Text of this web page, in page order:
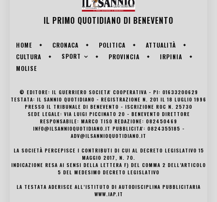
IL PRIMO QUOTIDIANO DI BENEVENTO
HOME CRONACA POLITICA
ATTUALITÀ
CULTURA
SPORT PROVINCIA
IRPINIA
MOLISE
© EDITORE: IL GUERRIERO SOCIETA' COOPERATIVA - PI: 01633200629
TESTATA: IL SANNIO QUOTIDIANO - REGISTRAZIONE N. 201 IL 18 LUGLIO 1996
PRESSO IL TRIBUNALE DI BENEVENTO - ISCRIZIONE ROC N. 25730
SEDE LEGALE: VIA LUIGI PICCINATO 20 - BENEVENTO DIRETTORE
RESPONSABILE: MARCO TISO REDAZIONE: 082450469
INFO@ILSANNIOQUOTIDIANO.IT PUBBLICITA': 0824355185 -
ADV@ILSANNIOQUOTIDIANO.IT
LA SOCIETÀ PERCEPISCE I CONTRIBUTI DI CUI AL DECRETO LEGISLATIVO 15
MAGGIO 2017, N. 70.
INDICAZIONE RESA AI SENSI DELLA LETTERA F) DEL COMMA 2 DELL’ARTICOLO
5 DEL MEDESIMO DECRETO LEGISLATIVO
LA TESTATA ADERISCE ALL’ISTITUTO DI AUTODISCIPLINA PUBBLICITARIA
WWW.IAP.IT